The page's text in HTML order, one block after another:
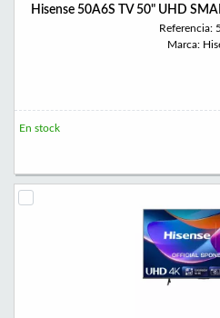
Hisense 50A6S TV 50" UHD
Referencia:
Marca:
En stock